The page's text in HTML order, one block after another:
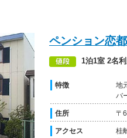
ペンション恋都
1泊1室 2名
特徴
地
バ
住所 〒
アクセス
桂